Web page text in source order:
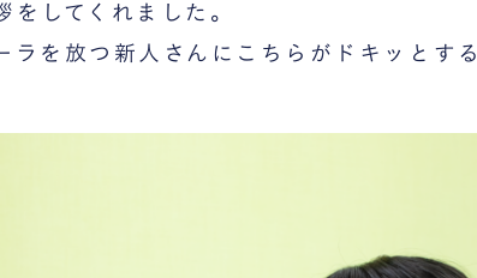
をしてくれました。
ラを放つ新人さんにこちらがドキッとす